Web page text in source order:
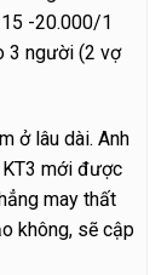
-20.000/1
3 người (2 vợ
ở lâu dài. Anh
mới được
may thất
không, sẽ cập